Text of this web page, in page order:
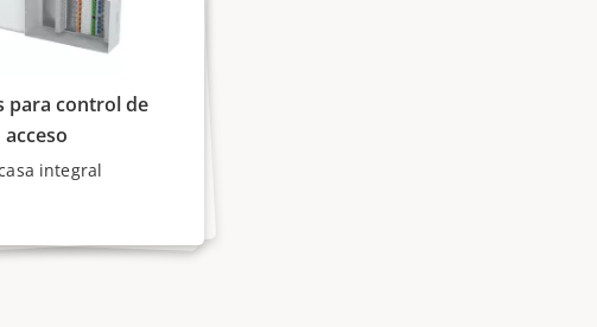
para control de
acceso
integral